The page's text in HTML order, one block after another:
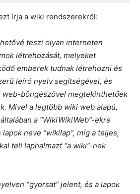
írja a wiki rendszerekről:
teszi olyan interneten
létrehozását, melyeket
emberek tudnak létrehozni és
leíró nyelv segítségével, és
web-böngészővel megtekinthetőek
Mivel a legtöbb wiki web alapú,
a “WikiWikiWeb”-ekre
neve “wikilap”, míg a teljes,
teli laphalmazt “a wiki”-nek
“gyorsat” jelent, és a lapok